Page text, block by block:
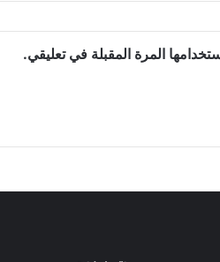
المرة المقبلة في تعليقي.